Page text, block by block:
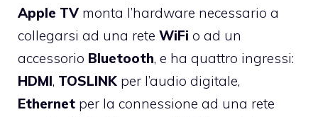
Apple TV monta l’hardware necessario a
collegarsi ad una rete WiFi o ad un
accessorio Bluetooth, e ha quattro ingressi:
HDMI, TOSLINK per l’audio digitale,
Ethernet per la connessione ad una rete